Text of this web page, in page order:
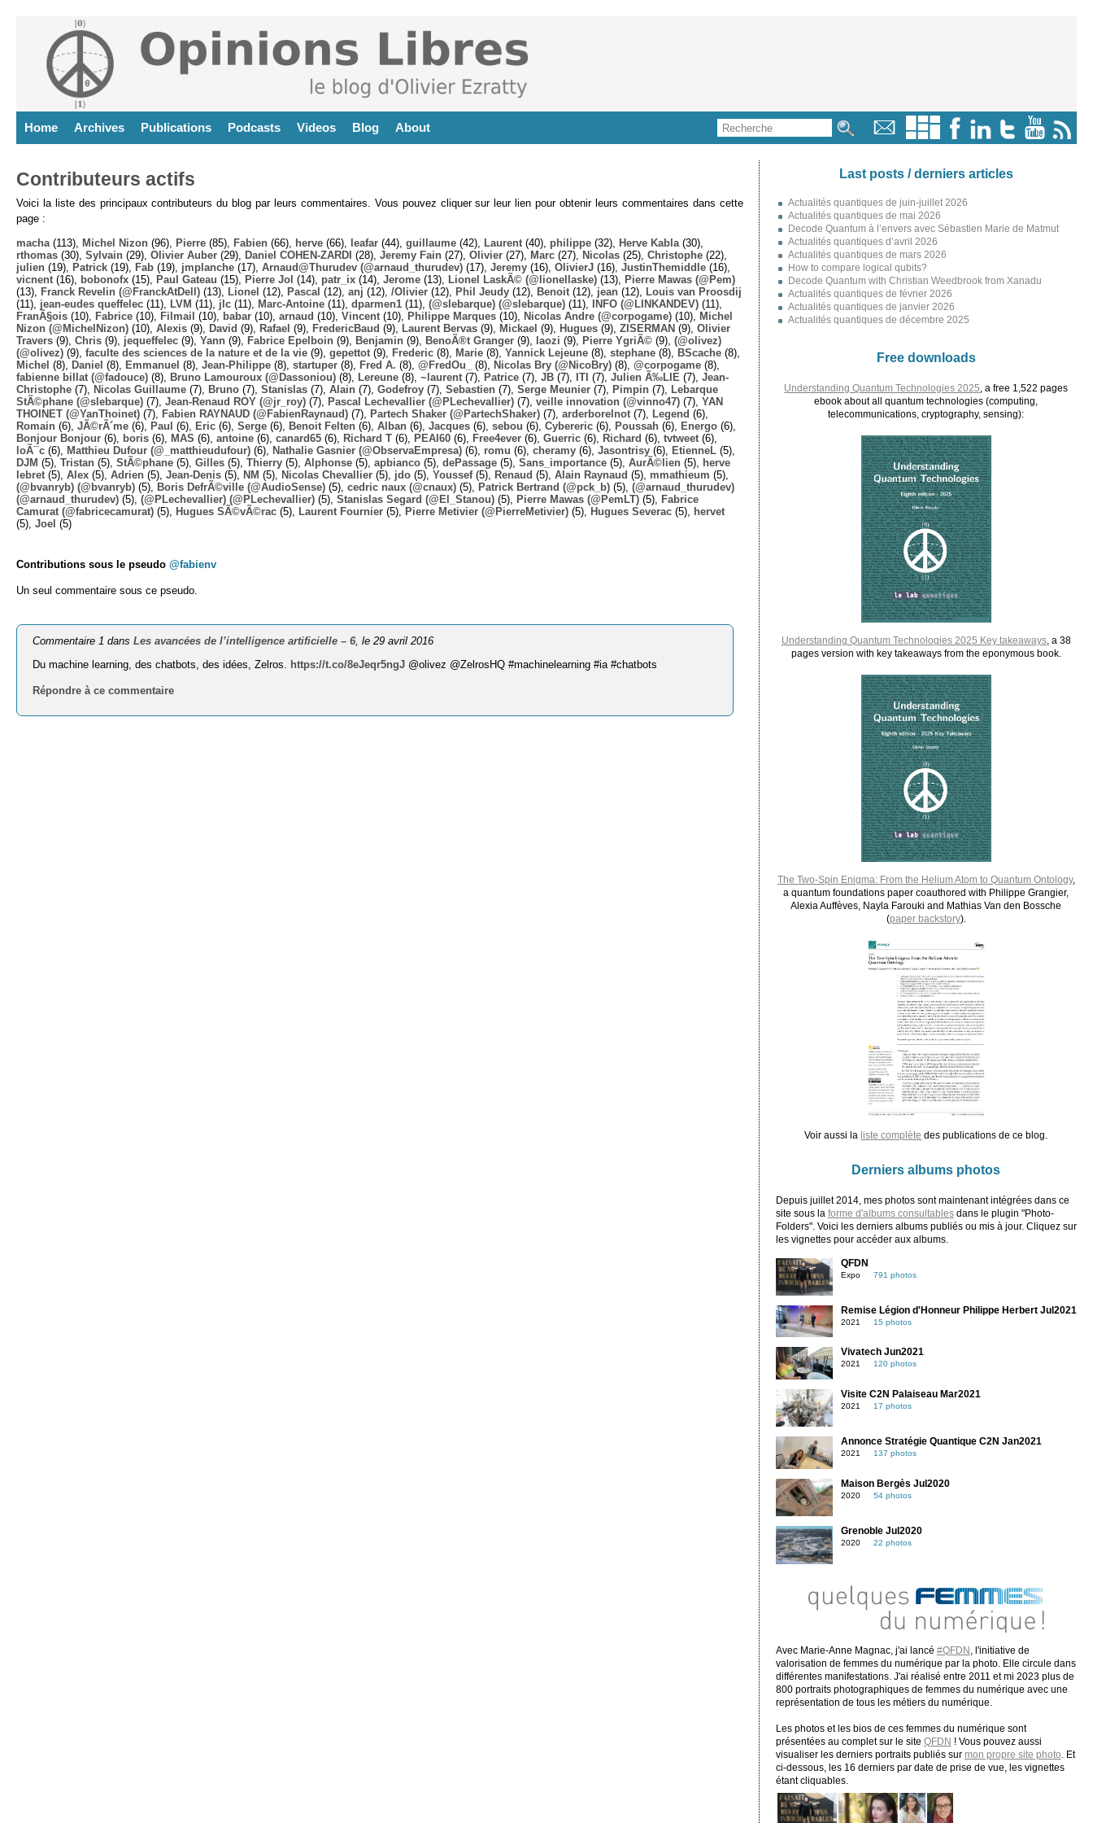
Home Archives Publications Podcasts Videos Blog About
Contributeurs actifs
Voici la liste des principaux contributeurs du blog par leurs commentaires. Vous pouvez cliquer sur leur lien pour obtenir leurs commentaires dans cette
page :
macha (113), Michel Nizon (96), Pierre (85), Fabien (66), herve (66), leafar (44), guillaume (42), Laurent (40), philippe (32), Herve Kabla (30),
rthomas (30), Sylvain (29), Olivier Auber (29), Daniel COHEN-ZARDI (28), Jeremy Fain (27), Olivier (27), Marc (27), Nicolas (25), Christophe (22),
julien (19), Patrick (19), Fab (19), jmplanche (17), Arnaud@Thurudev (@arnaud_thurudev) (17), Jeremy (16), OlivierJ (16), JustinThemiddle (16),
vicnent (16), bobonofx (15), Paul Gateau (15), Pierre Jol (14), patr_ix (14), Jerome (13), Lionel LaskÃ© (@lionellaske) (13),
Pierre Mawas (@Pem)
(13),
Franck Revelin (@FranckAtDell) (13), Lionel (12), Pascal (12), anj (12), /Olivier (12), Phil Jeudy (12), Benoit (12), jean (12),
Louis van Proosdij
(11), jean-eudes queffelec (11), LVM (11), jlc (11), Marc-Antoine (11), dparmen1 (11), (@slebarque) (@slebarque) (11), INFO (@LINKANDEV) (11),
FranÃ§ois (10), Fabrice (10), Filmail (10), babar (10), arnaud (10), Vincent (10), Philippe Marques (10), Nicolas Andre (@corpogame) (10),
Michel
Nizon (@MichelNizon) (10), Alexis (9), David (9), Rafael (9), FredericBaud (9), Laurent Bervas (9), Mickael (9), Hugues (9), ZISERMAN (9), Olivier
Travers (9), Chris (9), jequeffelec (9), Yann (9), Fabrice Epelboin (9), Benjamin (9), BenoÃ®t Granger (9), laozi (9), Pierre YgriÃ© (9), (@olivez)
(@olivez) (9), faculte des sciences de la nature et de la vie (9), gepettot (9), Frederic (8), Marie (8), Yannick Lejeune (8), stephane (8), BScache (8),
Michel (8), Daniel (8), Emmanuel (8), Jean-Philippe (8), startuper (8), Fred A. (8), @FredOu_ (8), Nicolas Bry (@NicoBry) (8), @corpogame (8),
fabienne billat (@fadouce) (8), Bruno Lamouroux (@Dassoniou) (8), Lereune (8), ~laurent (7), Patrice (7), JB (7), ITI (7), Julien Ã‰LIE (7), Jean-
Christophe (7), Nicolas Guillaume (7), Bruno (7), Stanislas (7), Alain (7), Godefroy (7), Sebastien (7), Serge Meunier (7), Pimpin (7),
Lebarque
StÃ©phane (@slebarque) (7), Jean-Renaud ROY (@jr_roy) (7), Pascal Lechevallier (@PLechevallier) (7), veille innovation (@vinno47) (7), YAN
THOINET (@YanThoinet) (7), Fabien RAYNAUD (@FabienRaynaud) (7), Partech Shaker (@PartechShaker) (7), arderborelnot (7), Legend (6),
Romain (6), JÃ©rÃ´me (6), Paul (6), Eric (6), Serge (6), Benoit Felten (6), Alban (6), Jacques (6), sebou (6), Cybereric (6), Poussah (6), Energo (6),
Bonjour Bonjour (6), boris (6), MAS (6), antoine (6), canard65 (6), Richard T (6), PEAI60 (6), Free4ever (6), Guerric (6), Richard (6), tvtweet (6),
loÃ¯c (6), Matthieu Dufour (@_matthieudufour) (6), Nathalie Gasnier (@ObservaEmpresa) (6), romu (6), cheramy (6), Jasontrisy (6), EtienneL (5),
DJM (5), Tristan (5), StÃ©phane (5), Gilles (5), Thierry (5), Alphonse (5), apbianco (5), dePassage (5), Sans_importance (5), AurÃ©lien (5),
herve
lebret (5), Alex (5), Adrien (5), Jean-Denis (5), NM (5), Nicolas Chevallier (5), jdo (5), Youssef(5), Renaud (5), Alain Raynaud (5), mmathieum (5),
(@bvanryb) (@bvanryb) (5), Boris DefrÃ©ville (@AudioSense) (5), cedric naux (@cnaux) (5), Patrick Bertrand (@pck_b) (5), (@arnaud_thurudev)
(@arnaud_thurudev) (5), (@PLechevallier) (@PLechevallier) (5), Stanislas Segard (@El_Stanou) (5), Pierre Mawas (@PemLT) (5),
Fabrice
Camurat (@fabricecamurat) (5), Hugues SÃ©vÃ©rac (5), Laurent Fournier (5), Pierre Metivier (@PierreMetivier) (5), Hugues Severac (5),
hervet
(5), Joel (5)
Contributions sous le pseudo @fabienv
Un seul commentaire sous ce pseudo.
Commentaire 1 dansLes avancées de l’intelligence artificielle – 6 , le 29 avril 2016
Du machine learning, des chatbots, des idées, Zelros. https://t.co/8eJeqr5ngJ @olivez @ZelrosHQ #machinelearning #ia #chatbots
Répondre à ce commentaire
Last posts / derniers articles
Actualités quantiques de juin-juillet 2026
Actualités quantiques de mai 2026
Decode Quantum à l’envers avec Sébastien Marie de Matmut
Actualités quantiques d’avril 2026
Actualités quantiques de mars 2026
How to compare logical qubits?
Decode Quantum with Christian Weedbrook from Xanadu
Actualités quantiques de février 2026
Actualités quantiques de janvier 2026
Actualités quantiques de décembre 2025
Free downloads
Understanding Quantum Technologies 2025 , a free 1,522 pages
ebook about all quantum technologies (computing,
telecommunications, cryptography, sensing):
Understanding Quantum Technologies 2025 Key takeaways, a 38
pages version with key takeaways from the eponymous book.
The Two-Spin Enigma: From the Helium Atom to Quantum Ontology,
a quantum foundations paper coauthored with Philippe Grangier,
Alexia Auffèves, Nayla Farouki and Mathias Van den Bossche
(paper backstory).
Voir aussi la liste complète des publications de ce blog.
Derniers albums photos
Depuis juillet 2014, mes photos sont maintenant intégrées dans ce
site sous la forme d'albums consultablesdans le plugin "Photo-
Folders". Voici les derniers albums publiés ou mis à jour. Cliquez sur
les vignettes pour accéder aux albums.
QFDN
Expo 791 photos
Remise Légion d'Honneur Philippe Herbert Jul2021
2021 15 photos
Vivatech Jun2021
2021 120 photos
Visite C2N Palaiseau Mar2021
2021 17 photos
Annonce Stratégie Quantique C2N Jan2021
2021 137 photos
Maison Bergès Jul2020
2020 54 photos
Grenoble Jul2020
2020 22 photos
Avec Marie-Anne Magnac, j'ai lancé #QFDN
, l'initiative de
valorisation de femmes du numérique par la photo. Elle circule dans
différentes manifestations. J'ai réalisé entre 2011 et mi 2023 plus de
800 portraits photographiques de femmes du numérique avec une
représentation de tous les métiers du numérique.
Les photos et les bios de ces femmes du numérique sont
présentées au complet sur le site QFDN ! Vous pouvez aussi
visualiser les derniers portraits publiés sur mon propre site photo . Et
ci-dessous, les 16 derniers par date de prise de vue, les vignettes
étant cliquables.